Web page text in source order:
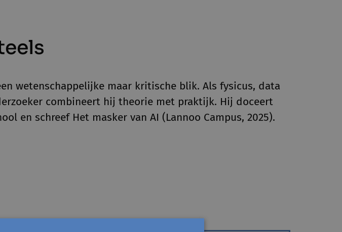
wetenschappelijke maar kritische blik. Als fysicus, data
combineert hij theorie met praktijk. Hij doceert
en schreef Het masker van AI (Lannoo Campus, 2025).